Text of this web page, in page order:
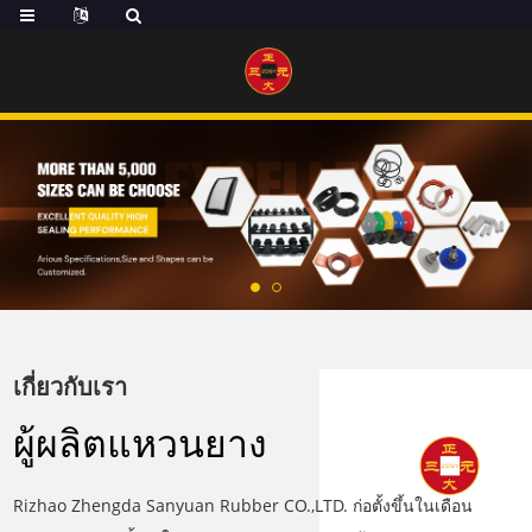
เกี่ยวกับเรา
ผู้ผลิตแหวนยาง
Rizhao Zhengda Sanyuan Rubber CO.,LTD. ก่อตั้งขึ้นในเดือน